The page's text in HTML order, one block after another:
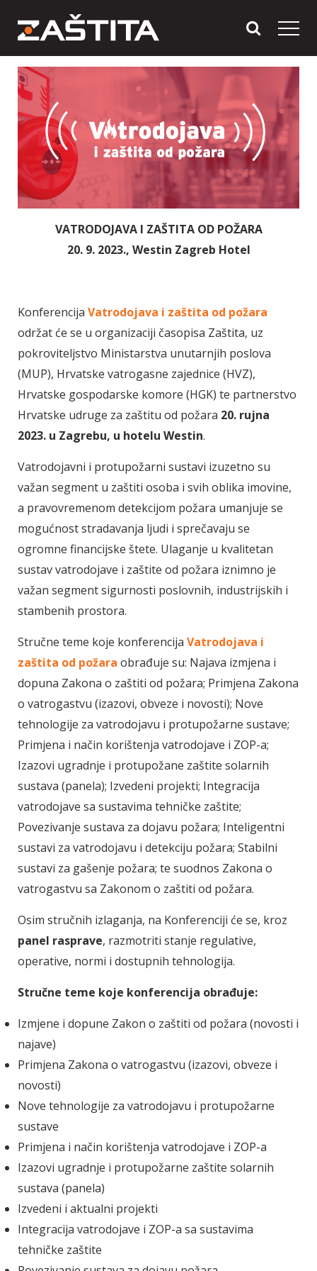
VATRODOJAVA I ZAŠTITA OD POŽARA
20. 9. 2023., Westin Zagreb Hotel
Konferencija Vatrodojava i zaštita od požara
održat će se u organizaciji časopisa Zaštita, uz
pokroviteljstvo Ministarstva unutarnjih poslova
(MUP), Hrvatske vatrogasne zajednice (HVZ),
Hrvatske gospodarske komore (HGK) te partnerstvo
Hrvatske udruge za zaštitu od požara 20. rujna
2023. u Zagrebu, u hotelu Westin.
Vatrodojavni i protupožarni sustavi izuzetno su
važan segment u zaštiti osoba i svih oblika imovine,
a pravovremenom detekcijom požara umanjuje se
mogućnost stradavanja ljudi i sprečavaju se
ogromne financijske štete. Ulaganje u kvalitetan
sustav vatrodojave i zaštite od požara iznimno je
važan segment sigurnosti poslovnih, industrijskih i
stambenih prostora.
Stručne teme koje konferencija Vatrodojava i
zaštita od požara obrađuje su: Najava izmjena i
dopuna Zakona o zaštiti od požara; Primjena Zakona
o vatrogastvu (izazovi, obveze i novosti); Nove
tehnologije za vatrodojavu i protupožarne sustave;
Primjena i način korištenja vatrodojave i ZOP-a;
Izazovi ugradnje i protupožane zaštite solarnih
sustava (panela); Izvedeni projekti; Integracija
vatrodojave sa sustavima tehničke zaštite;
Povezivanje sustava za dojavu požara; Inteligentni
sustavi za vatrodojavu i detekciju požara; Stabilni
sustavi za gašenje požara; te suodnos Zakona o
vatrogastvu sa Zakonom o zaštiti od požara.
Osim stručnih izlaganja, na Konferenciji će se, kroz
panel rasprave, razmotriti stanje regulative,
operative, normi i dostupnih tehnologija.
Stručne teme koje konferencija obrađuje:
Izmjene i dopune Zakon o zaštiti od požara (novosti i
najave)
Primjena Zakona o vatrogastvu (izazovi, obveze i
novosti)
Nove tehnologije za vatrodojavu i protupožarne
sustave
Primjena i način korištenja vatrodojave i ZOP-a
Izazovi ugradnje i protupožarne zaštite solarnih
sustava (panela)
Izvedeni i aktualni projekti
Integracija vatrodojave i ZOP-a sa sustavima
tehničke zaštite